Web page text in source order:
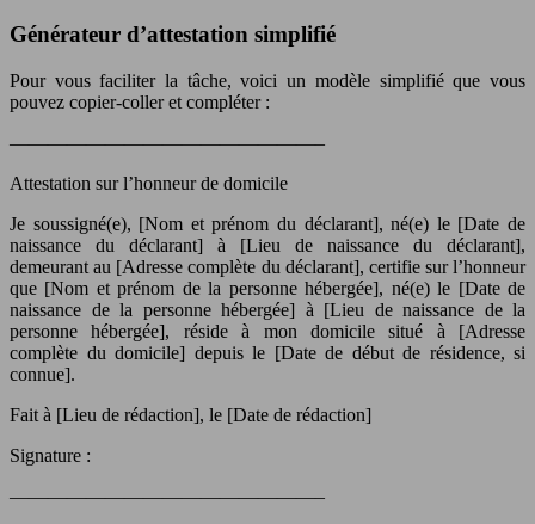
Générateur d’attestation simplifié
Pour vous faciliter la tâche, voici un modèle simplifié que vous
pouvez copier-coller et compléter :
————————————————–
Attestation sur l’honneur de domicile
Je soussigné(e), [Nom et prénom du déclarant], né(e) le [Date de
naissance du déclarant] à [Lieu de naissance du déclarant],
demeurant au [Adresse complète du déclarant], certifie sur l’honneur
que [Nom et prénom de la personne hébergée], né(e) le [Date de
naissance de la personne hébergée] à [Lieu de naissance de la
personne hébergée], réside à mon domicile situé à [Adresse
complète du domicile] depuis le [Date de début de résidence, si
connue].
Fait à [Lieu de rédaction], le [Date de rédaction]
Signature :
————————————————–